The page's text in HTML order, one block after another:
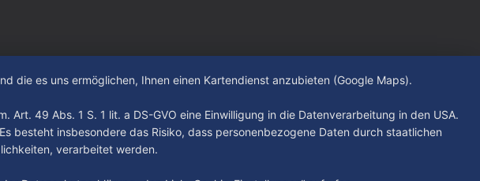
die es uns ermöglichen, Ihnen einen Kartendienst anzubieten (Google Maps).
49 Abs. 1 S. 1 lit. a DS-GVO eine Einwilligung in die Datenverarbeitung in den USA.
besteht insbesondere das Risiko, dass personenbezogene Daten durch staatlichen
verarbeitet werden.